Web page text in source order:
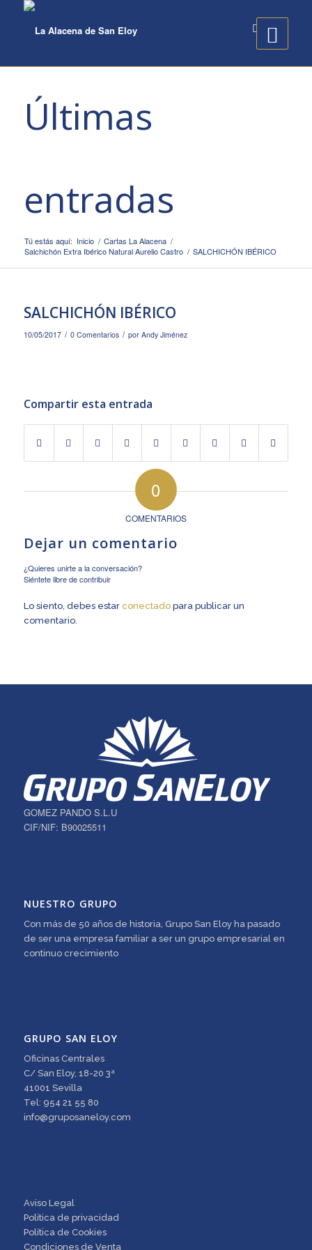
Últimas
entradas
Tú estás aquí: Inicio / Cartas La Alacena /
Salchichón Extra Ibérico Natural Aurelio Castro / SALCHICHÓN IBÉRICO
SALCHICHÓN IBÉRICO
10/05/2017 / 0 Comentarios / por Andy Jiménez
Compartir esta entrada
0
COMENTARIOS
Dejar un comentario
¿Quieres unirte a la conversación?
Siéntete libre de contribuir
Lo siento, debes estar conectadopara publicar un
comentario.
GOMEZ PANDO S.L.U
CIF/NIF: B90025511
NUESTRO GRUPO
Con más de 50 años de historia, Grupo San Eloy ha pasado
de ser una empresa familiar a ser un grupo empresarial en
continuo crecimiento
GRUPO SAN ELOY
Oficinas Centrales
C/ San Eloy, 18-20 3ª
41001 Sevilla
Tel: 954 21 55 80
info@gruposaneloy.com
Aviso Legal
Política de privacidad
Política de Cookies
Condiciones de Venta